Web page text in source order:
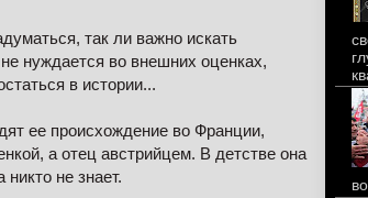
так ли важно искать
нуждается во внешних оценках,
в истории...
ее происхождение во Франции,
а отец австрийцем. В детстве она
не знает.